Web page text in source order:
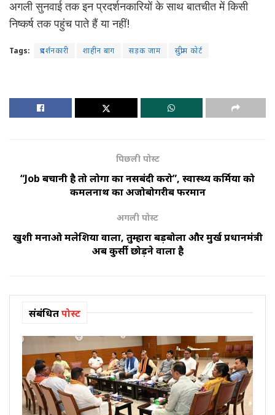
अगली सुनवाई तक इन प्रदर्शनकारियों के साथ बातचीत में किसी
निष्कर्ष तक पहुंच पाते हैं या नहीं!
Tags: प्रदर्शनकारी शाहीन बाग सड़क जाम सु्प्रीम कोर्ट
पिछली पोस्ट
“Job बचानी है तो लोगों का नसबंदी करो”, स्वास्थ्य कर्मियों को
कमलनाथ का अजोबोगरीब फरमान
अगली पोस्ट
खुशी मनाओ मलेशिया वालों, तुम्हारा बड़बोला और मुर्ख प्रधानमंत्री
अब कुर्सी छोड़ने वाला है
संबंधितपोस्ट